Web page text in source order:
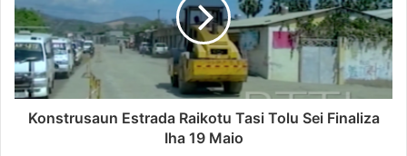
Konstrusaun Estrada Raikotu Tasi Tolu Sei Finaliza
Iha 19 Maio